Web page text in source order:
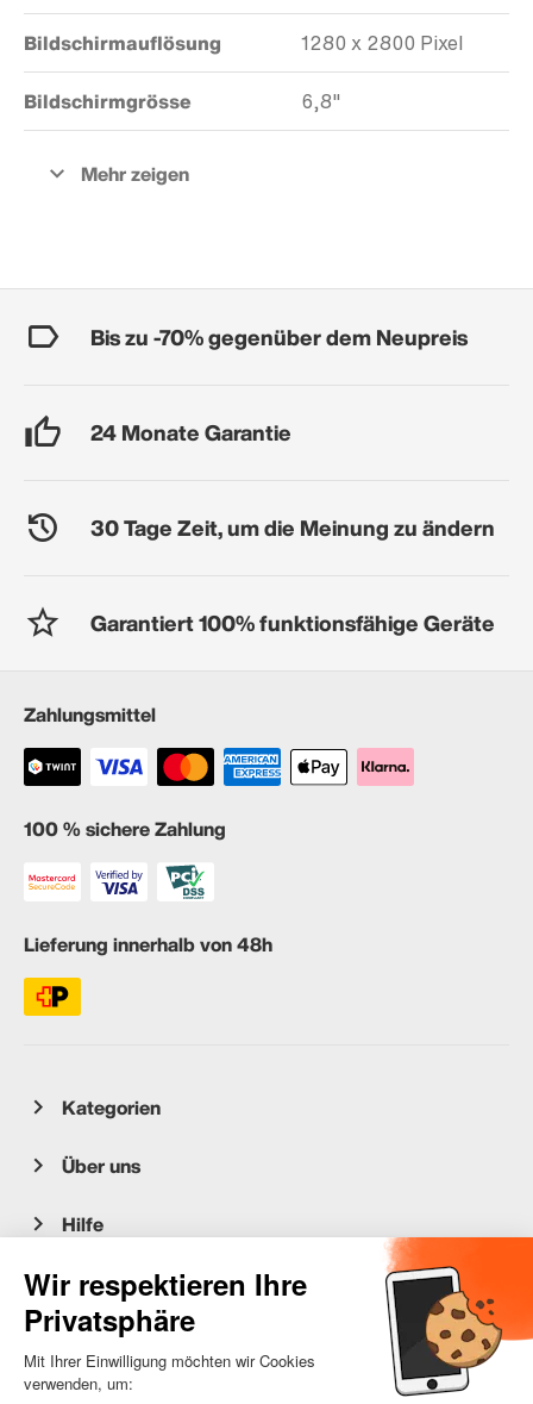
Bildschirmauflösung 1280 x 2800 Pixel
Bildschirmgrösse 6,8"
Bis zu -70% gegenüber dem Neupreis
24 Monate Garantie
30 Tage Zeit, um die Meinung zu ändern
Garantiert 100% funktionsfähige Geräte
Zahlungsmittel
100 % sichere Zahlung
Lieferung innerhalb von 48h
Kategorien
Über uns
Hilfe
Kundenservice
occasion.migros.mobile@recommerce.com
Montag-Freitag 08:00-17:00